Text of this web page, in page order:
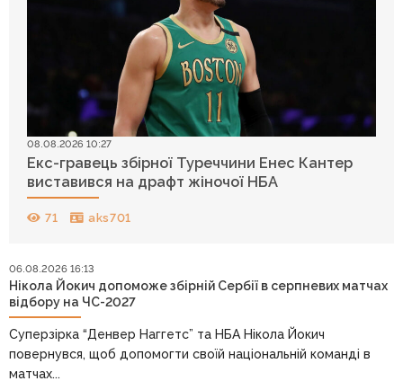
08.08.2026 10:27
Екс-гравець збірної Туреччини Енес Кантер
виставився на драфт жіночої НБА
71 aks701
06.08.2026 16:13
Нікола Йокич допоможе збірній Сербії в серпневих матчах
відбору на ЧС-2027
Суперзірка “Денвер Наггетс” та НБА Нікола Йокич
повернувся, щоб допомогти своїй національній команді в
матчах...